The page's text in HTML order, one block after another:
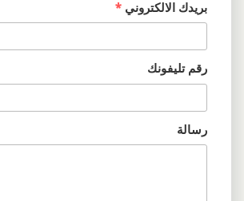
بريدك الالكتروني *
رقم تليفونك
رسالة